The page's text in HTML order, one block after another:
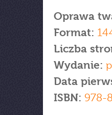
Oprawa
Format:
Liczba
Wydanie:
Data
ISBN: 978-